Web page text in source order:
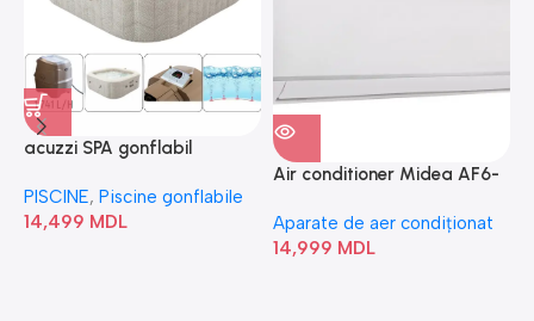
acuzzi SPA gonflabil
Bubble” 28446
PISCINE, Piscine gonflabile
14,499 MDL
Air conditioner Midea AF6-
Aparate de aer condiționat
14,999 MDL